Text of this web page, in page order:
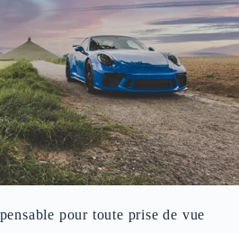
pour toute prise de vue